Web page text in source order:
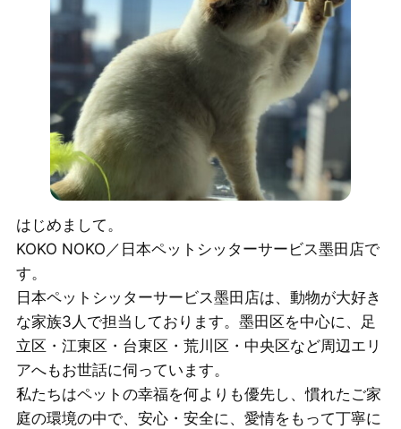
はじめまして。
KOKO NOKO／日本ペットシッターサービス墨田店で
す。
日本ペットシッターサービス墨田店は、動物が大好き
な家族3人で担当しております。墨田区を中心に、足
立区・江東区・台東区・荒川区・中央区など周辺エリ
アへもお世話に伺っています。
私たちはペットの幸福を何よりも優先し、慣れたご家
庭の環境の中で、安心・安全に、愛情をもって丁寧に